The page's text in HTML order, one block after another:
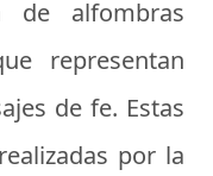
de alfombras
representan
de fe. Estas
por la